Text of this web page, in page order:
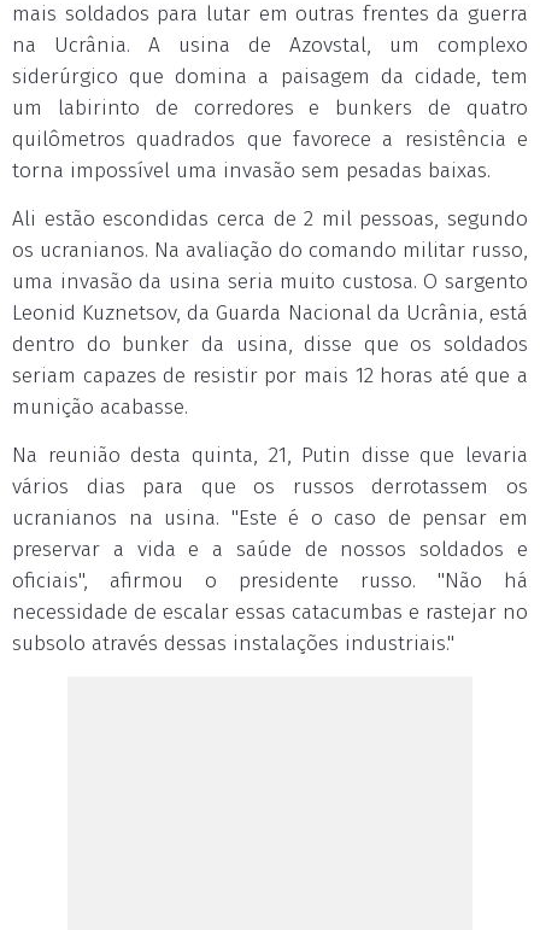
mais soldados para lutar em outras frentes da guerra
na Ucrânia. A usina de Azovstal, um complexo
siderúrgico que domina a paisagem da cidade, tem
um labirinto de corredores e bunkers de quatro
quilômetros quadrados que favorece a resistência e
torna impossível uma invasão sem pesadas baixas.
Ali estão escondidas cerca de 2 mil pessoas, segundo
os ucranianos. Na avaliação do comando militar russo,
uma invasão da usina seria muito custosa. O sargento
Leonid Kuznetsov, da Guarda Nacional da Ucrânia, está
dentro do bunker da usina, disse que os soldados
seriam capazes de resistir por mais 12 horas até que a
munição acabasse.
Na reunião desta quinta, 21, Putin disse que levaria
vários dias para que os russos derrotassem os
ucranianos na usina. "Este é o caso de pensar em
preservar a vida e a saúde de nossos soldados e
oficiais", afirmou o presidente russo. "Não há
necessidade de escalar essas catacumbas e rastejar no
subsolo através dessas instalações industriais."